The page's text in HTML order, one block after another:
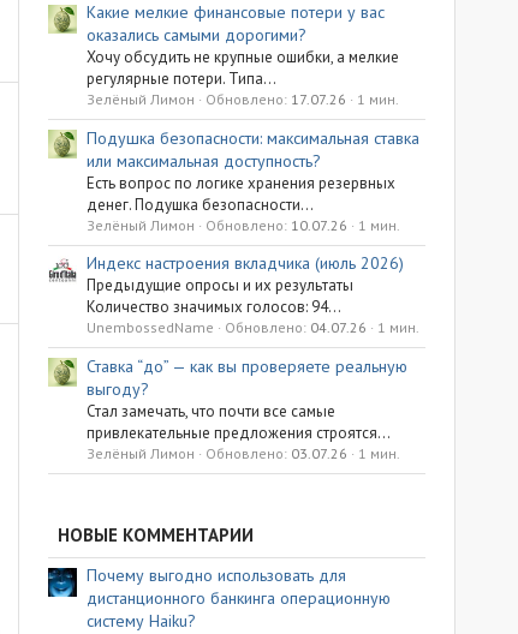
Какие мелкие финансовые потери у вас
оказались самыми дорогими?
Хочу обсудить не крупные ошибки, а мелкие
регулярные потери. Типа...
Зелёный Лимон Обновлено: 17.07.26 1 мин.
Подушка безопасности: максимальная ставка
или максимальная доступность?
Есть вопрос по логике хранения резервных
денег. Подушка безопасности...
Зелёный Лимон Обновлено: 10.07.26 1 мин.
Индекс настроения вкладчика (июль 2026)
Предыдущие опросы и их результаты
Количество значимых голосов: 94...
UnembossedName Обновлено: 04.07.26 1 мин.
Ставка “до” — как вы проверяете реальную
выгоду?
Стал замечать, что почти все самые
привлекательные предложения строятся...
Зелёный Лимон Обновлено: 03.07.26 1 мин.
НОВЫЕ КОММЕНТАРИИ
Почему выгодно использовать для
дистанционного банкинга операционную
систему Haiku?